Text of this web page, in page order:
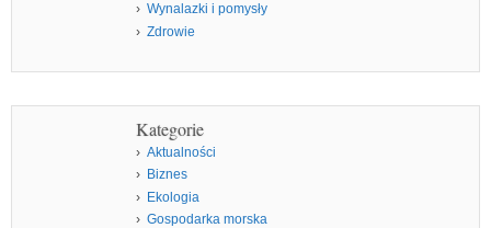
Wynalazki i pomysły
Zdrowie
Kategorie
Aktualności
Biznes
Ekologia
Gospodarka morska